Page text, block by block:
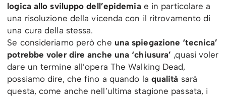
logica allo sviluppo dell’epidemia e in particolare a
una risoluzione della vicenda con il ritrovamento di
una cura della stessa.
Se consideriamo però che una spiegazione ‘tecnica’
potrebbe voler dire anche una ‘chiusura’ ,quasi voler
dare un termine all’opera The Walking Dead,
possiamo dire, che fino a quando la qualità sarà
questa, come anche nell’ultima stagione passata, i